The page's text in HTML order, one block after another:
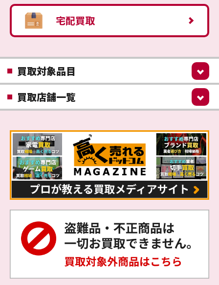
宅配買取
買取対象品目
買取店舗一覧